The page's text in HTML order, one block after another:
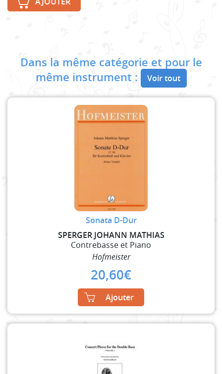
Dans la même catégorie et pour le
même instrument :
Voir tout
Sonata D-Dur
SPERGER JOHANN MATHIAS
Contrebasse et Piano
Hofmeister
20,60€
Ajouter